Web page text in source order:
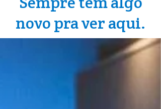
novo pra ver aqui.